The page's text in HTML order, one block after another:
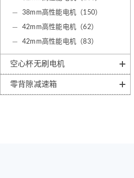
38mm高性能电机（150）
42mm高性能电机（62）
42mm高性能电机（83）
空心杯无刷电机
零背隙减速箱